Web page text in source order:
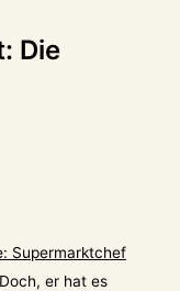
Die
Supermarktchef
er hat es